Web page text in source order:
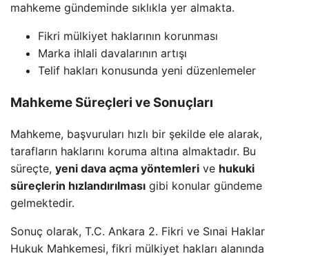
mahkeme gündeminde sıklıkla yer almakta.
Fikri mülkiyet haklarının korunması
Marka ihlali davalarının artışı
Telif hakları konusunda yeni düzenlemeler
Mahkeme Süreçleri ve Sonuçları
Mahkeme, başvuruları hızlı bir şekilde ele alarak,
tarafların haklarını koruma altına almaktadır. Bu
süreçte, yeni dava açma yöntemleri ve hukuki
süreçlerin hızlandırılması gibi konular gündeme
gelmektedir.
Sonuç olarak, T.C. Ankara 2. Fikri ve Sınai Haklar
Hukuk Mahkemesi, fikri mülkiyet hakları alanında